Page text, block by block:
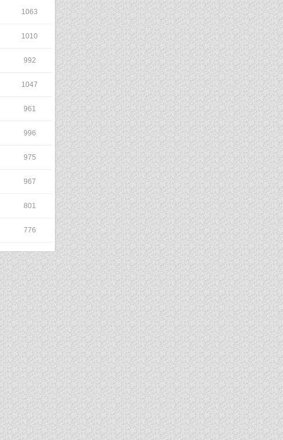
1063
1010
992
1047
961
996
975
967
801
776